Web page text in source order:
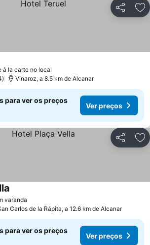
Partilhar
à la carte no local
Vinaroz, a 8.5 km de Alcanar
para ver os preços
Ver preços
Partilhar
varanda
Carlos de la Rápita, a 12.6 km de Alcanar
para ver os preços
Ver preços